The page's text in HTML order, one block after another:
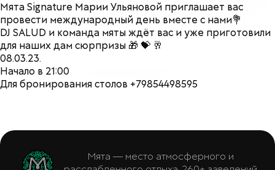
Мята Signature Марии Ульяновой приглашает вас
провести международный день вместе с нами💐
DJ SALUD и команда мяты ждёт вас и уже приготовили
для наших дам сюрпризы 🎁 💝 🥂
08.03.23.
Начало в 21:00
Для бронирования столов +79854498595
Мята — место атмосферного и